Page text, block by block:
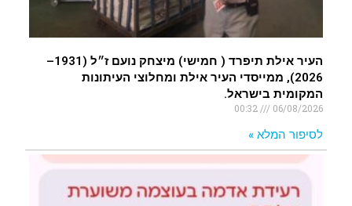
העיר אילת תיפרד ( חמישי) מיצחק נועם ז״ל (1931–
2026), ממייסדי העיר אילת ומחלוצי העיתונות
המקומית בישראל.
06/08/2026
00:32
לסיפור המלא »